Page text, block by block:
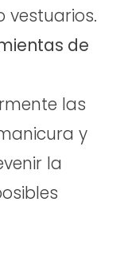
vestuarios.
de
las
y
la